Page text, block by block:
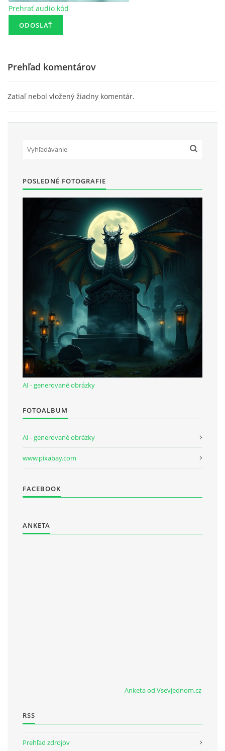
Prehrať audio kód
Prehľad komentárov
Zatiaľ nebol vložený žiadny komentár.
POSLEDNÉ FOTOGRAFIE
AI - generované obrázky
FOTOALBUM
AI - generované obrázky
www.pixabay.com
FACEBOOK
ANKETA
Anketa od Vsevjednom.cz
RSS
Prehľad zdrojov